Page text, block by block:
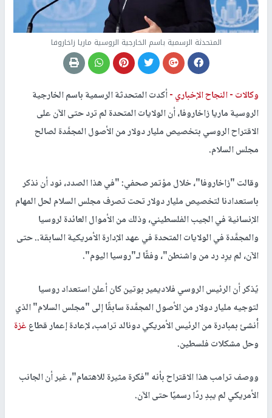
المتحدثة الرسمية باسم الخارجية الروسية ماريا زاخاروفا
وكالات -النجاح الإخباري -أكدت المتحدثة الرسمية باسم الخارجية
الروسية ماريا زاخاروفا، أن الولايات المتحدة لم ترد حتى الآن على
الاقتراح الروسي بتخصيص مليار دولار من الأصول المجمَّدة لصالح
مجلس السلام.
وقالت "زاخاروفا"، خلال مؤتمر صحفي: "في هذا الصدد، نود أن نذكر
باستعدادنا لتخصيص مليار دولار تحت تصرف مجلس السلام لحل المهام
الإنسانية في الجيب الفلسطيني، وذلك من الأموال العائدة لروسيا
والمجمَّدة في الولايات المتحدة في عهد الإدارة الأمريكية السابقة.. حتى
الآن، لم يرِد رد من واشنطن"، وفقًا لـ"روسيا اليوم".
يُذكر أن الرئيس الروسي فلاديمير بوتين كان أعلن استعداد روسيا
لتوجيه مليار دولار من الأصول المجمَّدة سابقًا إلى "مجلس السلام" الذي
أُنشئ بمبادرة من الرئيس الأمريكي دونالد ترامب، لإعادة إعمار قطاعغزة
وحل مشكلات فلسطين.
ووصف ترامب هذا الاقتراح بأنه "فكرة مثيرة للاهتمام"، غير أن الجانب
الأمريكي لم يبدِ ردًا رسميًا حتى الآن.